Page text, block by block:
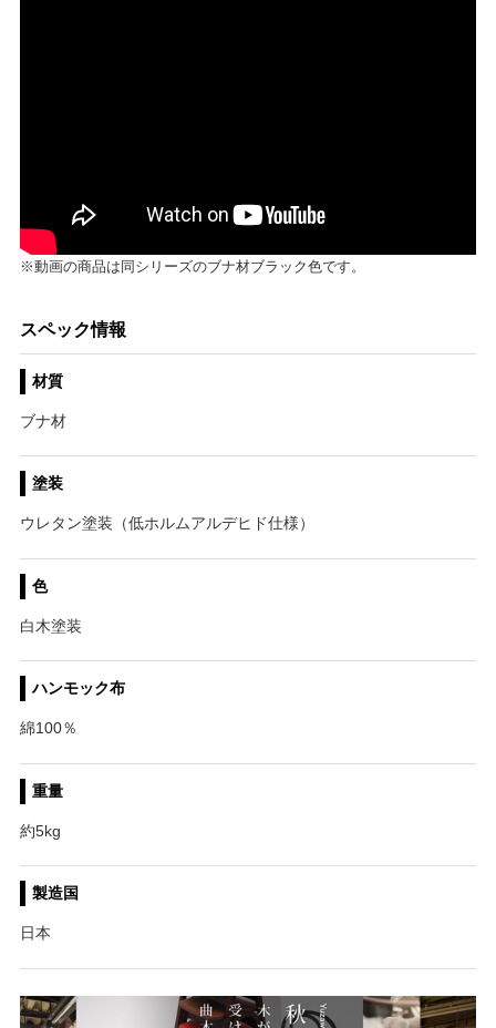
※動画の商品は同シリーズのブナ材ブラック色です。
スペック情報
材質
ブナ材
塗装
ウレタン塗装（低ホルムアルデヒド仕様）
色
白木塗装
ハンモック布
綿100％
重量
約5kg
製造国
日本